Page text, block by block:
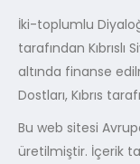
İki-toplumlu
tarafından Kıbrıslı
altında finanse
Dostları, Kıbrıs
Bu web sitesi
üretilmiştir. İçerik